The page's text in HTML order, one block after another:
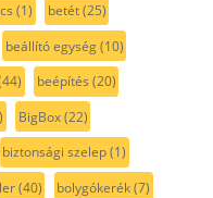
(1) betét(25)
beállító egység(10)
beépítés (20)
BigBox(22)
biztonsági szelep(1)
(40) bolygókerék(7)